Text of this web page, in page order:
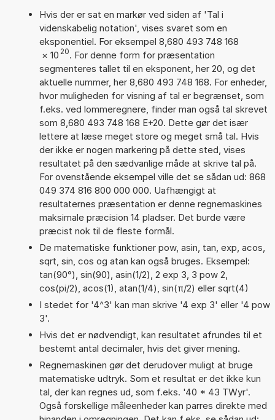
Hvis der er sat en markør ved siden af 'Tal i
videnskabelig notation', vises svaret som en
eksponentiel. For eksempel 8,680 493 748 168
× 10 20. For denne form for præsentation
segmenteres tallet til en eksponent, her 20, og det
aktuelle nummer, her 8,680 493 748 168. For enheder,
hvor muligheden for visning af tal er begrænset, som
f.eks. ved lommeregnere, finder man også tal skrevet
som 8,680 493 748 168 E+20. Dette gør det især
lettere at læse meget store og meget små tal. Hvis
der ikke er nogen markering på dette sted, vises
resultatet på den sædvanlige måde at skrive tal på.
For ovenstående eksempel ville det se sådan ud: 868
049 374 816 800 000 000. Uafhængigt at
resultaternes præsentation er denne regnemaskines
maksimale præcision 14 pladser. Det burde være
præcist nok til de fleste formål.
De matematiske funktioner pow, asin, tan, exp, acos,
sqrt, sin, cos og atan kan også bruges. Eksempel:
tan(90°), sin(90), asin(1/2), 2 exp 3, 3 pow 2,
cos(pi/2), acos(1), atan(1/4), sin(π/2) eller sqrt(4)
I stedet for '4^3' kan man skrive '4 exp 3' eller '4 pow
3'.
Hvis det er nødvendigt, kan resultatet afrundes til et
bestemt antal decimaler, hvis det giver mening.
Regnemaskinen gør det derudover muligt at bruge
matematiske udtryk. Som et resultat er det ikke kun
tal, der kan regnes ud, som f.eks. '40 * 43 TWyr'.
Også forskellige måleenheder kan parres direkte med